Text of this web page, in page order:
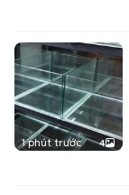
1 phút trước 4